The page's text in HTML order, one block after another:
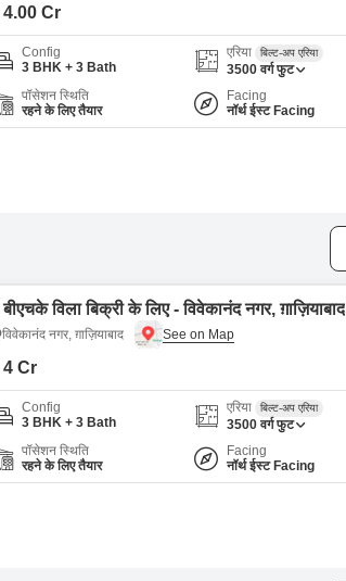
4.00 Cr
Config
3 BHK + 3 Bath
एरिया बिल्ट-अप एरिया
3500 वर्ग फुट
पॉसेशन स्थिति
रहने के लिए तैयार
Facing
नॉर्थ ईस्ट Facing
विला बिक्री के लिए - विवेकानंद नगर, ग़ाज़ियाबाद
विवेकानंद नगर, ग़ाज़ियाबाद
4 Cr
Config
3 BHK + 3 Bath
एरिया बिल्ट-अप एरिया
3500 वर्ग फुट
पॉसेशन स्थिति
रहने के लिए तैयार
Facing
नॉर्थ ईस्ट Facing